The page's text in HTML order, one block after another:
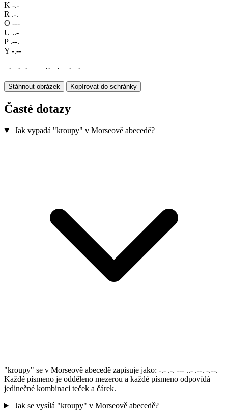
K -.-
R .-.
O ---
U ..-
P .--.
Y -.--
−·− ·−· −−− ··− ·−−· −·−−
Stáhnout obrázek Kopírovat do schránky
Časté dotazy
Jak vypadá "kroupy" v Morseově abecedě?
"kroupy" se v Morseově abecedě zapisuje jako: -.- .-. --- ..- .--. -.--.
Každé písmeno je odděleno mezerou a každé písmeno odpovídá
jedinečné kombinaci teček a čárek.
Jak se vysílá "kroupy" v Morseově abecedě?